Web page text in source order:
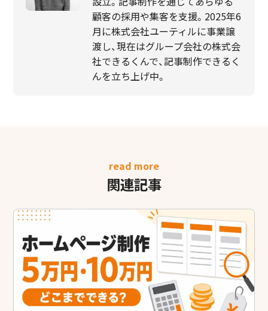
顧客の採用や集客を支援。2025年6
月に株式会社ユーティルに事業譲
渡し、現在はグループ会社の株式会
社できるくんで、記事制作できるく
んを立ち上げ中。
read more
関連記事